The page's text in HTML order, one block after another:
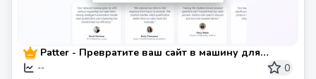
Patter - Превратите ваш сайт в машину для
заработка
-- 0